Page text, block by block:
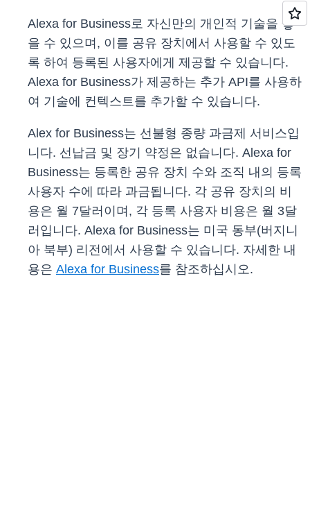
Alexa for Business로 자신만의 개인적 기술을 쌓
을 수 있으며, 이를 공유 장치에서 사용할 수 있도
록 하여 등록된 사용자에게 제공할 수 있습니다.
Alexa for Business가 제공하는 추가 API를 사용하
여 기술에 컨텍스트를 추가할 수 있습니다.
Alex for Business는 선불형 종량 과금제 서비스입
니다. 선납금 및 장기 약정은 없습니다. Alexa for
Business는 등록한 공유 장치 수와 조직 내의 등록
사용자 수에 따라 과금됩니다. 각 공유 장치의 비
용은 월 7달러이며, 각 등록 사용자 비용은 월 3달
러입니다. Alexa for Business는 미국 동부(버지니
아 북부) 리전에서 사용할 수 있습니다. 자세한 내
용은 Alexa for Business를 참조하십시오.